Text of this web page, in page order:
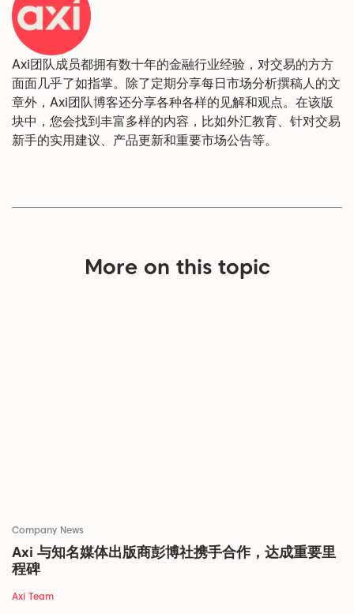
Axi团队成员都拥有数十年的金融行业经验，对交易的方方
面面几乎了如指掌。除了定期分享每日市场分析撰稿人的文
章外，Axi团队博客还分享各种各样的见解和观点。在该版
块中，您会找到丰富多样的内容，比如外汇教育、针对交易
新手的实用建议、产品更新和重要市场公告等。
More on this topic
Company News
Axi 与知名媒体出版商彭博社携手合作，达成重要里
程碑
Axi Team